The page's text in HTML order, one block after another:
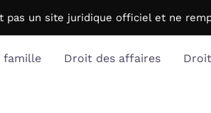
pas un site juridique officiel et ne
famille Droit des affaires